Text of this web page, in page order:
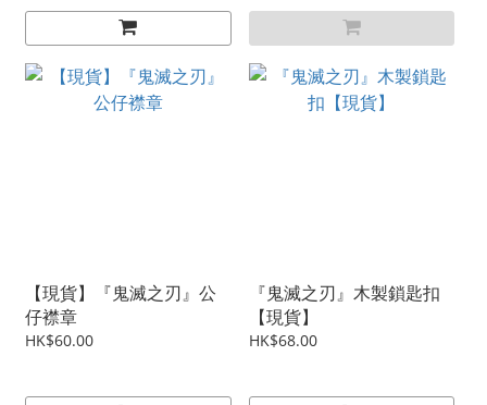
【現貨】『鬼滅之刃』公
仔襟章
HK$60.00
『鬼滅之刃』木製鎖匙扣
【現貨】
HK$68.00